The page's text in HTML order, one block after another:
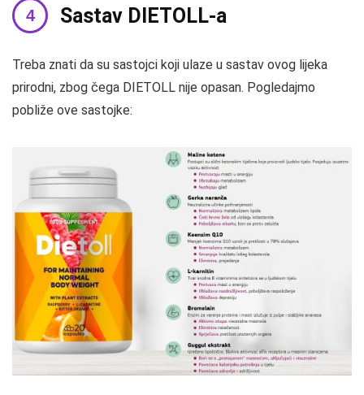
Sastav DIETOLL-a
Treba znati da su sastojci koji ulaze u sastav ovog lijeka
prirodni, zbog čega DIETOLL nije opasan. Pogledajmo
pobliže ove sastojke: